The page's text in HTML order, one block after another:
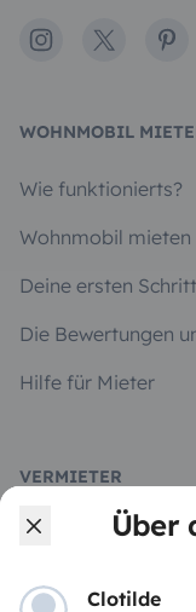
Über
Clotilde
Instagram
X
WOHNMOBIL
Wie funktionierts?
Wohnmobil mieten
Deine ersten
Die Bewertungen
Hilfe für Mieter
VERMIETER
Wohnmobil
Mietvertrag